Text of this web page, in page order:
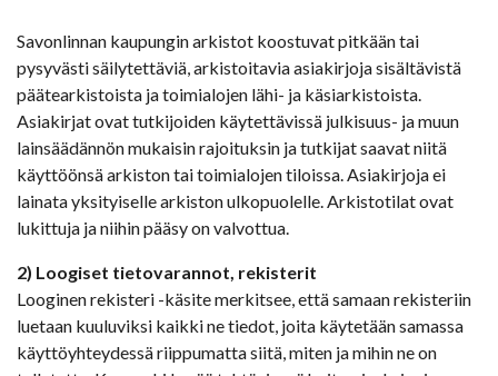
Savonlinnan kaupungin arkistot koostuvat pitkään tai
pysyvästi säilytettäviä, arkistoitavia asiakirjoja sisältävistä
päätearkistoista ja toimialojen lähi- ja käsiarkistoista.
Asiakirjat ovat tutkijoiden käytettävissä julkisuus- ja muun
lainsäädännön mukaisin rajoituksin ja tutkijat saavat niitä
käyttöönsä arkiston tai toimialojen tiloissa. Asiakirjoja ei
lainata yksityiselle arkiston ulkopuolelle. Arkistotilat ovat
lukittuja ja niihin pääsy on valvottua.
2) Loogiset tietovarannot, rekisterit
Looginen rekisteri -käsite merkitsee, että samaan rekisteriin
luetaan kuuluviksi kaikki ne tiedot, joita käytetään samassa
käyttöyhteydessä riippumatta siitä, miten ja mihin ne on